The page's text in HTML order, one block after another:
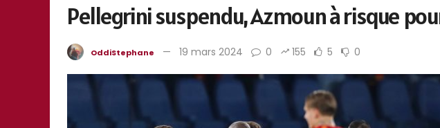
Pellegrini suspendu, Azmoun à risque
OddiStephane 19 mars 2024 0 155 5 0